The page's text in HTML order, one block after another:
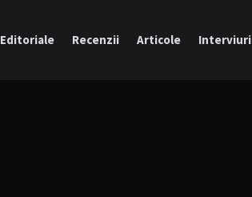
Editoriale Recenzii Articole Interviuri